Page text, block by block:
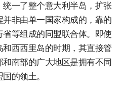
一了整个意大利半岛，扩张
非由单一国家构成的，靠的
等组成的同盟联合体。即使
西西里岛的时期，其直接管
南部的广大地区是拥有不同
的领土。